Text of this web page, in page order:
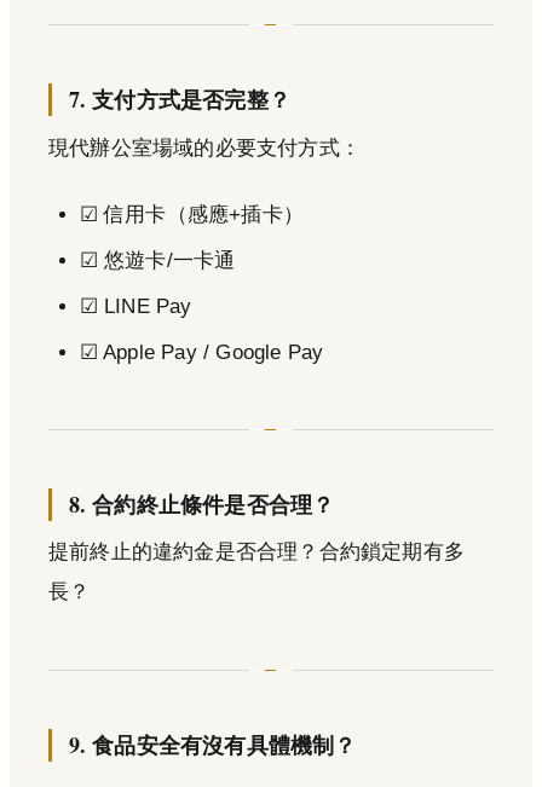
7. 支付方式是否完整？
現代辦公室場域的必要支付方式：
☑ 信用卡（感應+插卡）
☑ 悠遊卡/一卡通
☑ LINE Pay
☑ Apple Pay / Google Pay
8. 合約終止條件是否合理？
提前終止的違約金是否合理？合約鎖定期有多
長？
9. 食品安全有沒有具體機制？